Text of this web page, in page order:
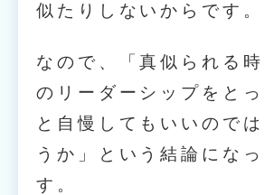
似たりしないからです。
なので、「真似られる
のリーダーシップをと
と自慢してもいいので
うか」という結論にな
す。